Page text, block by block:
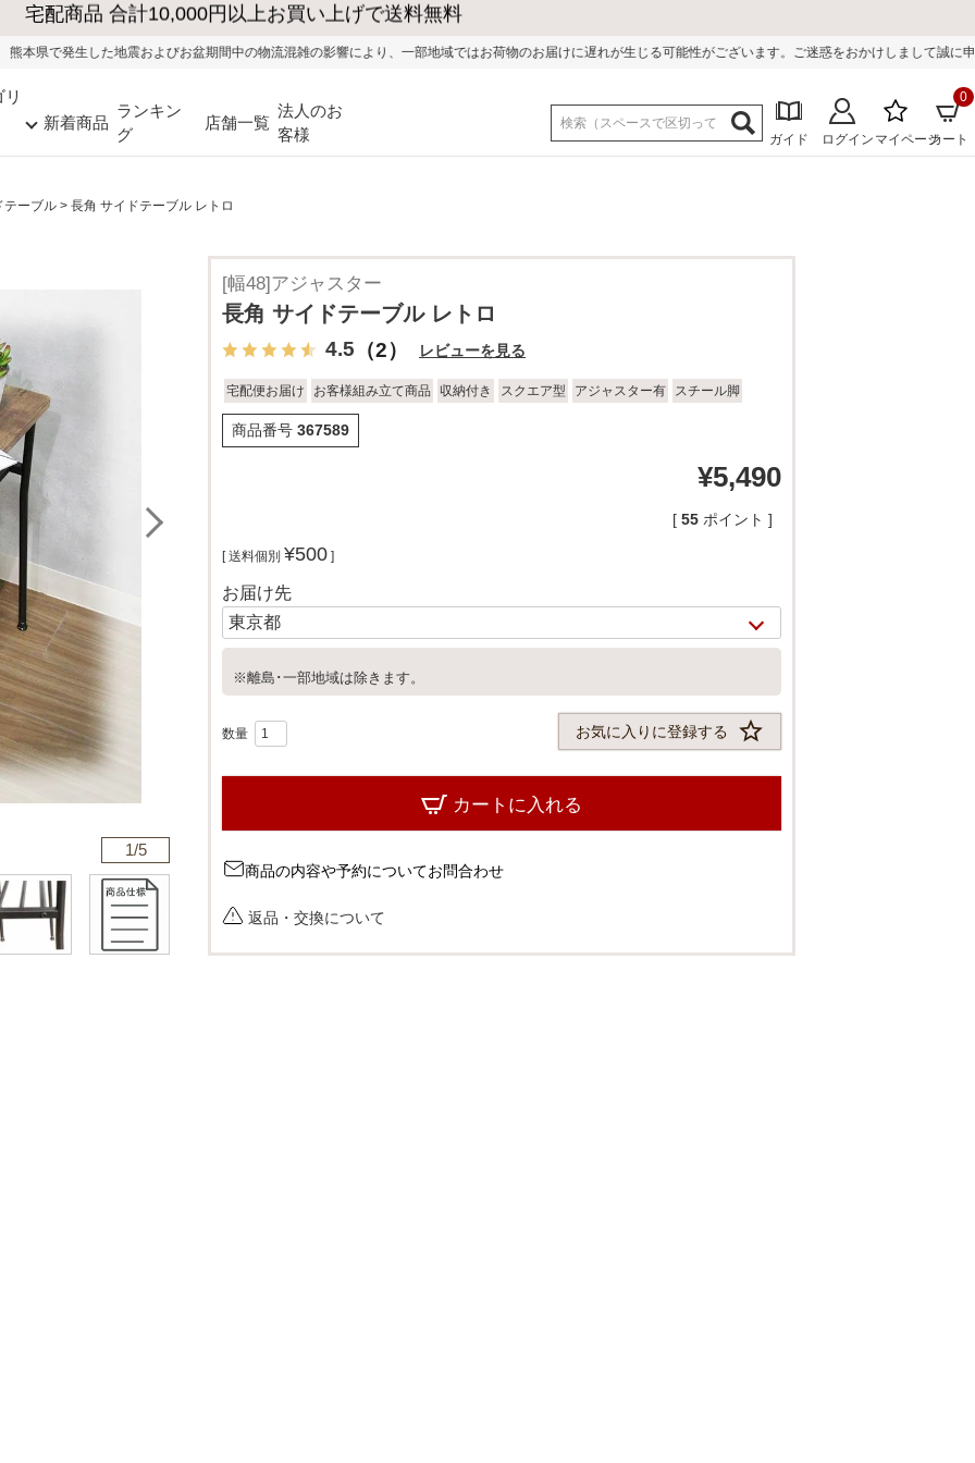
びお盆期間中の物流混雑の影響により、一部地域ではお荷物のお届けに遅れが生じる可能性がございます。ご迷惑をおかけしまして誠に申し訳ございません。
新着商品
ランキン
グ
店舗一覧
法人のお
客様
ガイド ログイン マイページカート
0
テーブル 長角 サイドテーブル レトロ
1/5
[幅48]アジャスター
長角 サイドテーブル レトロ
4.5 （2） レビューを見る
宅配便お届け お客様組み立て商品 収納付き スクエア型 アジャスター有 スチール脚
商品番号 367589
¥5,490
[ 55 ポイント ]
送料個別 ¥500
お届け先
※離島･一部地域は除きます。
お気に入りに登録する
カートに入れる
商品の内容や予約についてお問合わせ
返品・交換について